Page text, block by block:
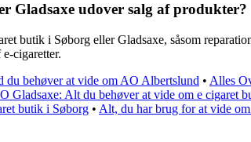
Gladsaxe udover salg af produkter?
butik i Søborg eller Gladsaxe, såsom
cigaretter.
du behøver at vide om AO Albertslund • Alles
Gladsaxe: Alt du behøver at vide om e cigaret
butik i Søborg • Alt, du har brug for at vide